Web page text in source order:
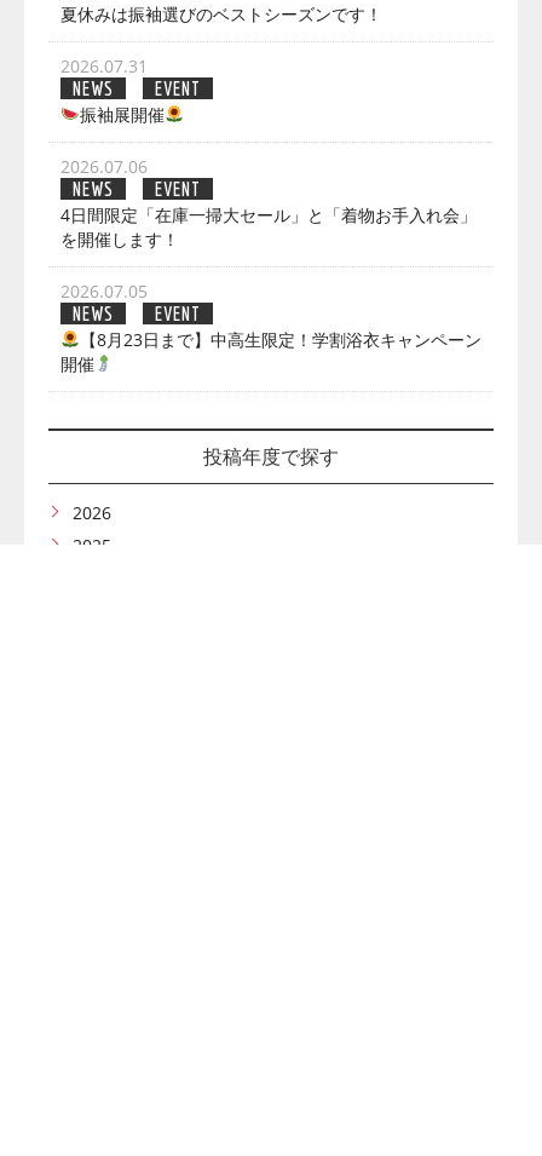
夏休みは振袖選びのベストシーズンです！
2026.07.31
NEWS EVENT
振袖展開催
2026.07.06
NEWS EVENT
4日間限定「在庫一掃大セール」と「着物お手入れ会」
を開催します！
2026.07.05
NEWS EVENT
【8月23日まで】中高生限定！学割浴衣キャンペーン
開催
投稿年度で探す
2026
2025